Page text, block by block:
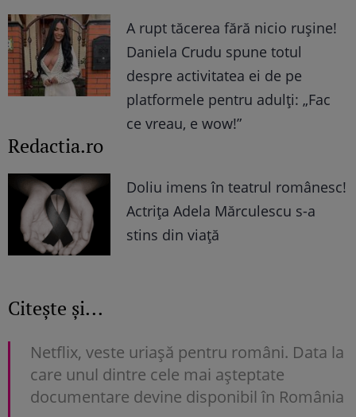
A rupt tăcerea fără nicio rușine!
Daniela Crudu spune totul
despre activitatea ei de pe
platformele pentru adulți: „Fac
ce vreau, e wow!”
Redactia.ro
Doliu imens în teatrul românesc!
Actrița Adela Mărculescu s-a
stins din viață
Citește și...
Netflix, veste uriașă pentru români. Data la
care unul dintre cele mai așteptate
documentare devine disponibil în România